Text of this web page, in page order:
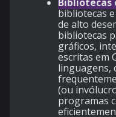
bibliotecas
de alto
bibliotecas
gráficos,
escritas em
linguagens,
(ou
programas